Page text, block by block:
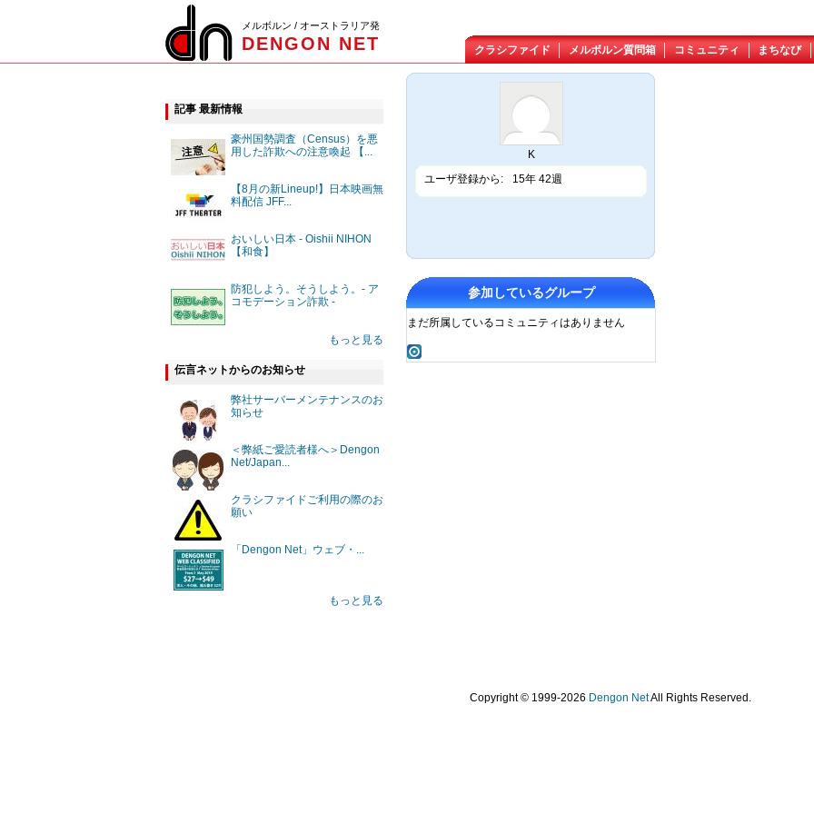
メルボルン / オーストラリア発
DENGON NET クラシファイド メルボルン質問箱 コミュニティ まちなび
記事 最新情報
豪州国勢調査（Census）を悪
用した詐欺への注意喚起 【...
【8月の新Lineup!】日本映画無
料配信 JFF...
おいしい日本 - Oishii NIHON
【和食】
防犯しよう。そうしよう。- ア
コモデーション詐欺 -
もっと見る
伝言ネットからのお知らせ
弊社サーバーメンテナンスのお
知らせ
＜弊紙ご愛読者様へ＞Dengon
Net/Japan...
クラシファイドご利用の際のお
願い
「Dengon Net」ウェブ・...
もっと見る
K
ユーザ登録から:
15年 42週
参加しているグループ
まだ所属しているコミュニティはありません
Copyright © 1999-2026 Dengon NetAll Rights Reserved.